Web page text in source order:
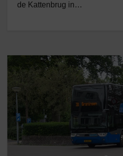
de Kattenbrug in…